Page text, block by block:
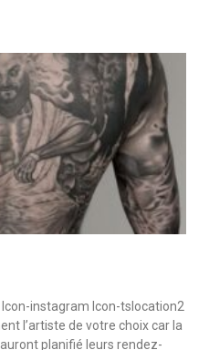
Icon-instagram Icon-tslocation2
l’artiste de votre choix car la
planifié leurs rendez-